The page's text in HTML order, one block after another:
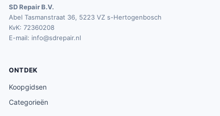
SD Repair B.V.
Abel Tasmanstraat 36, 5223 VZ s-Hertogenbosch
KvK: 72360208
E-mail: info@sdrepair.nl
ONTDEK
Koopgidsen
Categorieën